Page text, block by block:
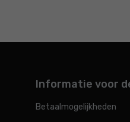
Informatie voor
Betaalmogelijkheden